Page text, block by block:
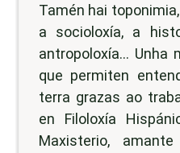
Tamén hai
a socioloxía, a
antropoloxía...
que permiten
terra grazas ao
en Filoloxía
Maxisterio,